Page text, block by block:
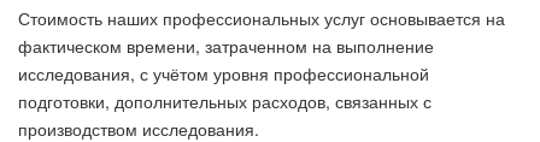
Стоимость наших профессиональных услуг основывается на
фактическом времени, затраченном на выполнение
исследования, с учётом уровня профессиональной
подготовки, дополнительных расходов, связанных с
производством исследования.